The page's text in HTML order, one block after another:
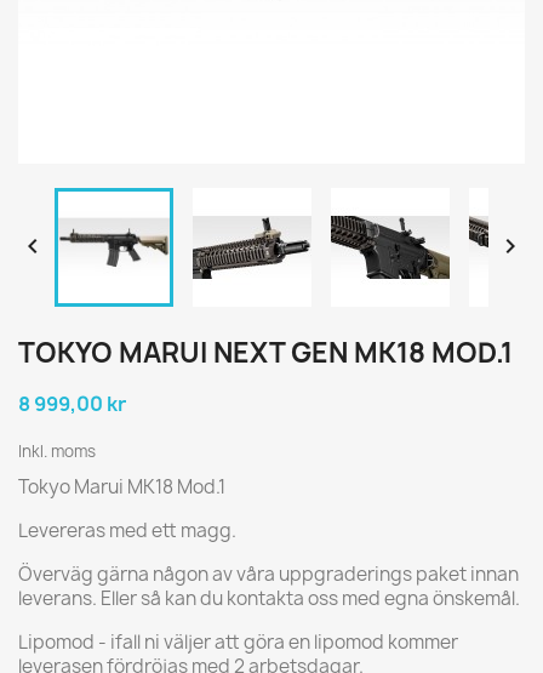
 
TOKYO MARUI NEXT GEN MK18 MOD.1
8 999,00 kr
Inkl. moms
Tokyo Marui MK18 Mod.1
Levereras med ett magg.
Överväg gärna någon av våra uppgraderings paket innan
leverans. Eller så kan du kontakta oss med egna önskemål.
Lipomod - ifall ni väljer att göra en lipomod kommer
leverasen fördröjas med 2 arbetsdagar.